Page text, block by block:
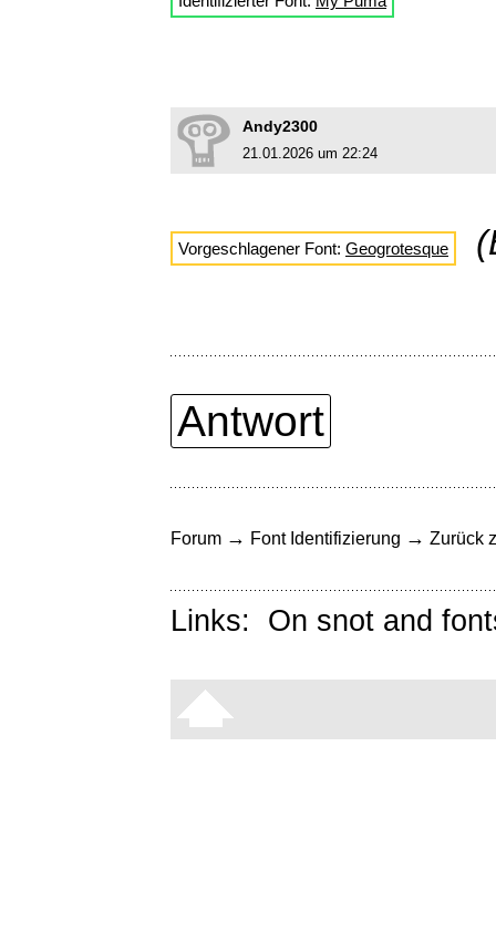
Andy2300
21.01.2026 um 22:24
Vorgeschlagener Font: Geogrotesque
Antwort
Forum → Font Identifizierung → Zurück
Links: On snot and